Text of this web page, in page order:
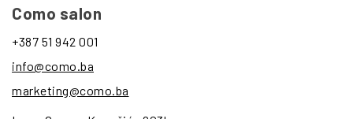
Como salon
+387 51 942 001
info@como.ba
marketing@como.ba